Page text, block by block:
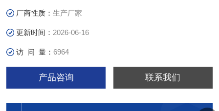
厂商性质：生产厂家
更新时间： 2026-06-16
访 问 量：6964
产品咨询 联系我们